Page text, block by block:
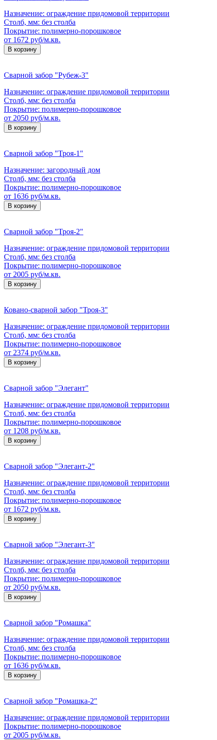
Назначение: ограждение придомовой территории
Столб, мм: без столба
Покрытие: полимерно-порошковое
от 1672 руб/м.кв.
В корзину
Сварной забор "Рубеж-3"
Назначение: ограждение придомовой территории
Столб, мм: без столба
Покрытие: полимерно-порошковое
от 2050 руб/м.кв.
В корзину
Сварной забор "Троя-1"
Назначение: загородный дом
Столб, мм: без столба
Покрытие: полимерно-порошковое
от 1636 руб/м.кв.
В корзину
Сварной забор "Троя-2"
Назначение: ограждение придомовой территории
Столб, мм: без столба
Покрытие: полимерно-порошковое
от 2005 руб/м.кв.
В корзину
Ковано-сварной забор "Троя-3"
Назначение: ограждение придомовой территории
Столб, мм: без столба
Покрытие: полимерно-порошковое
от 2374 руб/м.кв.
В корзину
Сварной забор "Элегант"
Назначение: ограждение придомовой территории
Столб, мм: без столба
Покрытие: полимерно-порошковое
от 1208 руб/м.кв.
В корзину
Сварной забор "Элегант-2"
Назначение: ограждение придомовой территории
Столб, мм: без столба
Покрытие: полимерно-порошковое
от 1672 руб/м.кв.
В корзину
Сварной забор "Элегант-3"
Назначение: ограждение придомовой территории
Столб, мм: без столба
Покрытие: полимерно-порошковое
от 2050 руб/м.кв.
В корзину
Сварной забор "Ромашка"
Назначение: ограждение придомовой территории
Столб, мм: без столба
Покрытие: полимерно-порошковое
от 1636 руб/м.кв.
В корзину
Сварной забор "Ромашка-2"
Назначение: ограждение придомовой территории
Покрытие: полимерно-порошковое
от 2005 руб/м.кв.